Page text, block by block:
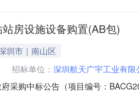
房设施设备购置(AB包)
圳市｜南山区
招标单位： 深圳航天广宇工业有限
采购中标公告（项目编号：